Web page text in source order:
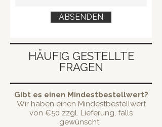
ABSENDEN
HÄUFIG GESTELLTE
FRAGEN
Gibt es einen Mindestbestellwert?
Wir haben einen Mindestbestellwert
von €50 zzgl. Lieferung, falls
gewünscht.